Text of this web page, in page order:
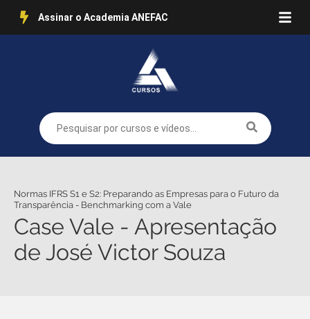
Assinar o Academia ANEFAC
Normas IFRS S1 e S2: Preparando as Empresas para o Futuro da
Transparência - Benchmarking com a Vale
Case Vale - Apresentação
de José Victor Souza